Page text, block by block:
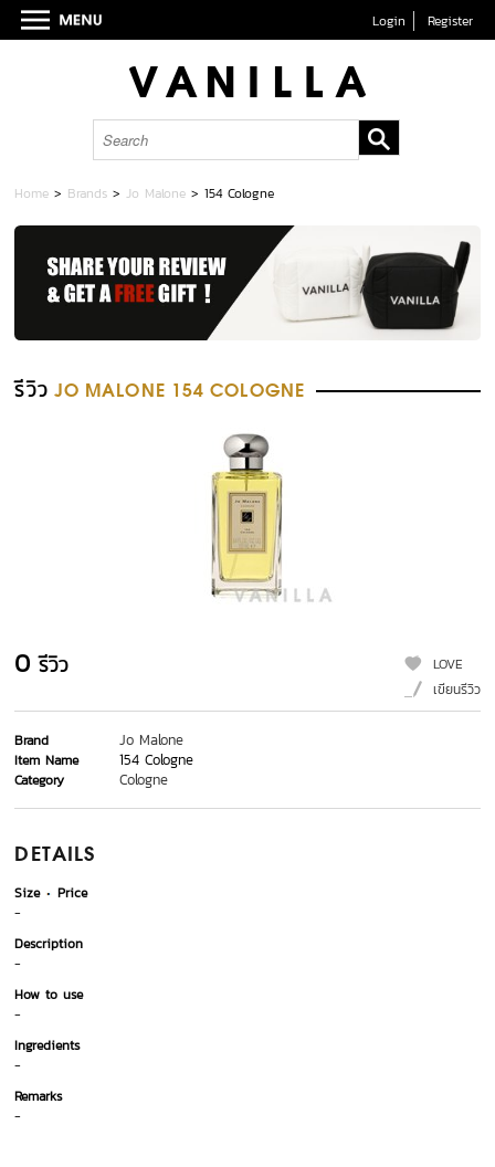
Login Register
Home > Brands >Jo Malone >154 Cologne
รีวิว JO MALONE 154 COLOGNE
0 รีวิว
LOVE
เขียนรีวิว
Brand Jo Malone
Item Name 154 Cologne
Category Cologne
DETAILS
Size
Price
-
Description
-
How to use
-
Ingredients
-
Remarks
-